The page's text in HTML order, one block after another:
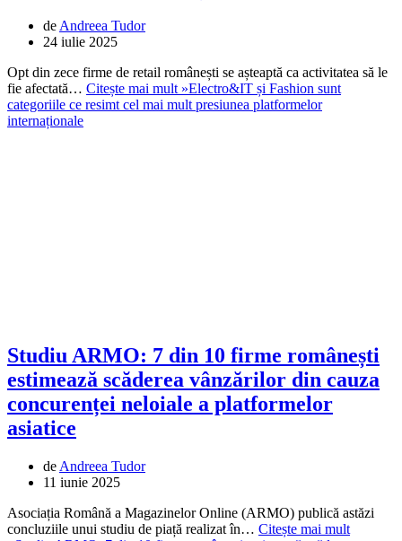
de Andreea Tudor
24 iulie 2025
Opt din zece firme de retail românești se așteaptă ca activitatea să le
fie afectată… Citește mai mult »Electro&IT și Fashion sunt
categoriile ce resimt cel mai mult presiunea platformelor
internaționale
Studiu ARMO: 7 din 10 firme românești
estimează scăderea vânzărilor din cauza
concurenței neloiale a platformelor
asiatice
de Andreea Tudor
11 iunie 2025
Asociația Română a Magazinelor Online (ARMO) publică astăzi
concluziile unui studiu de piață realizat în… Citește mai mult